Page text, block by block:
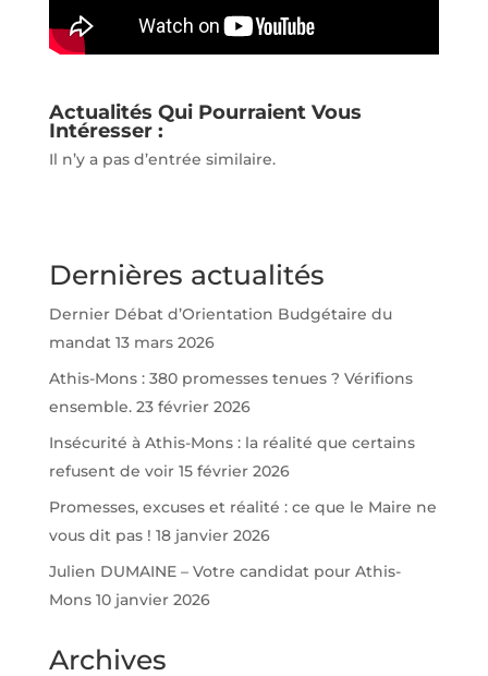
Actualités Qui Pourraient Vous
Intéresser :
Il n’y a pas d’entrée similaire.
Dernières actualités
Dernier Débat d’Orientation Budgétaire du
mandat 13 mars 2026
Athis-Mons : 380 promesses tenues ? Vérifions
ensemble. 23 février 2026
Insécurité à Athis-Mons : la réalité que certains
refusent de voir 15 février 2026
Promesses, excuses et réalité : ce que le Maire ne
vous dit pas ! 18 janvier 2026
Julien DUMAINE – Votre candidat pour Athis-
Mons 10 janvier 2026
Archives